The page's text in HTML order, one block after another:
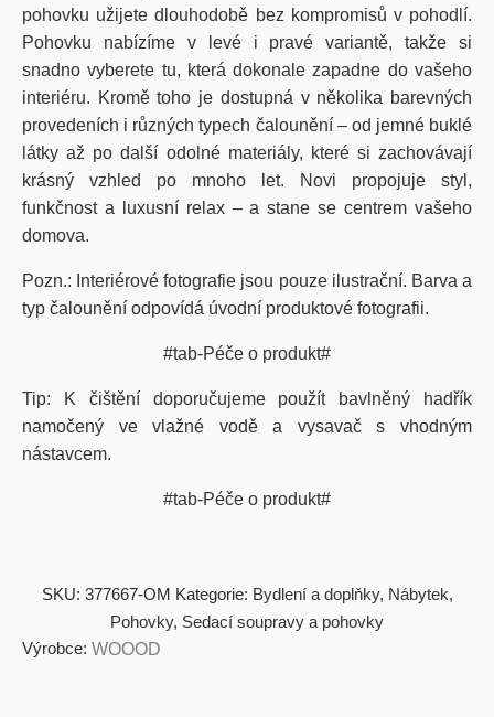
pohovku užijete dlouhodobě bez kompromisů v pohodlí.
Pohovku nabízíme v levé i pravé variantě, takže si
snadno vyberete tu, která dokonale zapadne do vašeho
interiéru. Kromě toho je dostupná v několika barevných
provedeních i různých typech čalounění – od jemné buklé
látky až po další odolné materiály, které si zachovávají
krásný vzhled po mnoho let. Novi propojuje styl,
funkčnost a luxusní relax – a stane se centrem vašeho
domova.
Pozn.: Interiérové fotografie jsou pouze ilustrační. Barva a
typ čalounění odpovídá úvodní produktové fotografii.
#tab-Péče o produkt#
Tip: K čištění doporučujeme použít bavlněný hadřík
namočený ve vlažné vodě a vysavač s vhodným
nástavcem.
#tab-Péče o produkt#
SKU: 377667-OM Kategorie: Bydlení a doplňky, Nábytek,
Pohovky, Sedací soupravy a pohovky
Výrobce: WOOOD